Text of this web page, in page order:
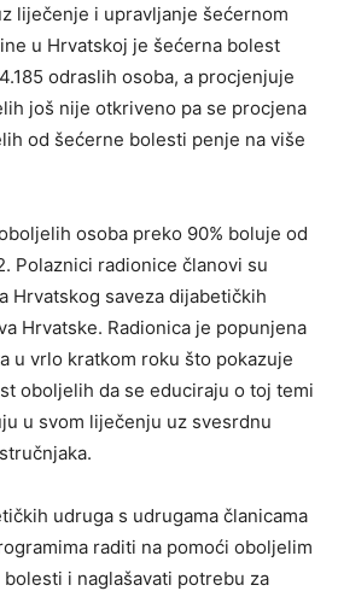
liječenje i upravljanje šećernom
u Hrvatskoj je šećerna bolest
odraslih osoba, a procjenjuje
još nije otkriveno pa se procjena
od šećerne bolesti penje na više
osoba preko 90% boluje od
Polaznici radionice članovi su
Hrvatskog saveza dijabetičkih
Hrvatske. Radionica je popunjena
u vrlo kratkom roku što pokazuje
oboljelih da se educiraju o toj temi
u svom liječenju uz svesrdnu
udruga s udrugama članicama
raditi na pomoći oboljelim
i naglašavati potrebu za